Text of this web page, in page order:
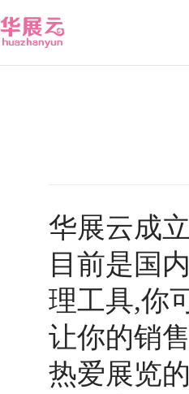
华展云成
目前是国
理工具,你
让你的销
热爱展览